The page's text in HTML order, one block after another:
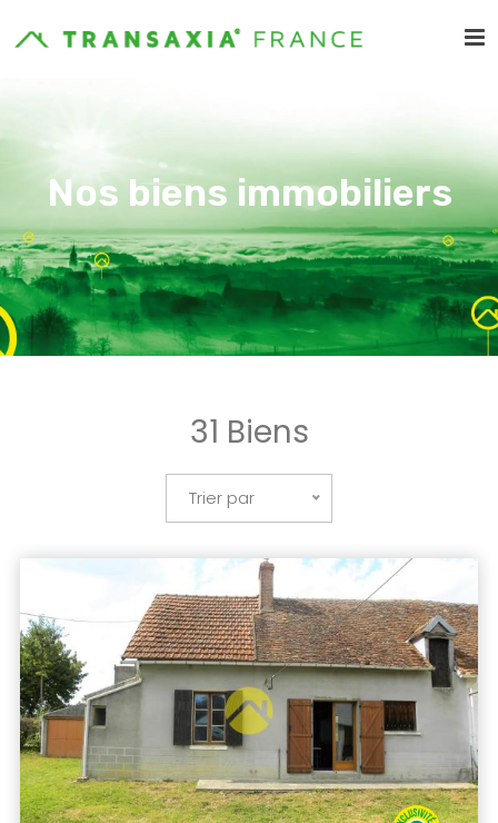
Nos biens immobiliers
31 Biens
Trier par